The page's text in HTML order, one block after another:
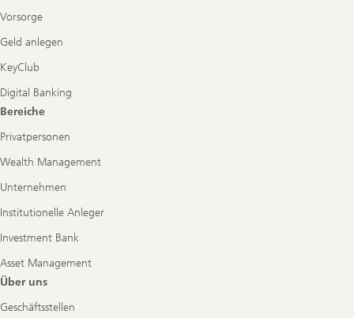
Vorsorge
Geld anlegen
KeyClub
Digital Banking
Bereiche
Privatpersonen
Wealth Management
Unternehmen
Institutionelle Anleger
Investment Bank
Asset Management
Über uns
Geschäftsstellen